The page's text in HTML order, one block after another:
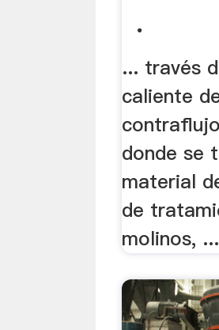
.
... través
caliente
donde se
material
de
molinos, ...